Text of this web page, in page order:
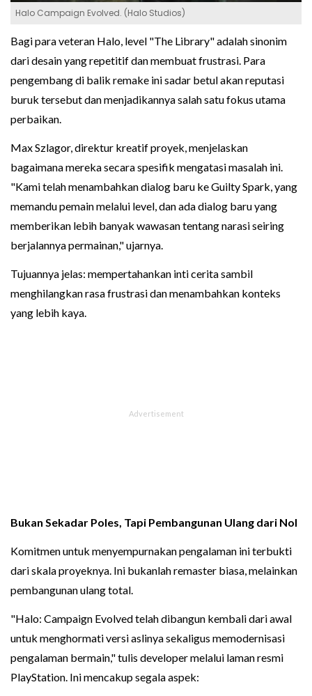
Halo Campaign Evolved. (Halo Studios)
Bagi para veteran Halo, level "The Library" adalah sinonim
dari desain yang repetitif dan membuat frustrasi. Para
pengembang di balik remake ini sadar betul akan reputasi
buruk tersebut dan menjadikannya salah satu fokus utama
perbaikan.
Max Szlagor, direktur kreatif proyek, menjelaskan
bagaimana mereka secara spesifik mengatasi masalah ini.
"Kami telah menambahkan dialog baru ke Guilty Spark, yang
memandu pemain melalui level, dan ada dialog baru yang
memberikan lebih banyak wawasan tentang narasi seiring
berjalannya permainan," ujarnya.
Tujuannya jelas: mempertahankan inti cerita sambil
menghilangkan rasa frustrasi dan menambahkan konteks
yang lebih kaya.
Bukan Sekadar Poles, Tapi Pembangunan Ulang dari Nol
Komitmen untuk menyempurnakan pengalaman ini terbukti
dari skala proyeknya. Ini bukanlah remaster biasa, melainkan
pembangunan ulang total.
"Halo: Campaign Evolved telah dibangun kembali dari awal
untuk menghormati versi aslinya sekaligus memodernisasi
pengalaman bermain," tulis developer melalui laman resmi
PlayStation. Ini mencakup segala aspek: